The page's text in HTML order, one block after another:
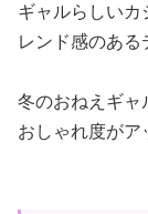
ギャルらしいカ
レンド感のある
冬のおねえギャ
おしゃれ度がア